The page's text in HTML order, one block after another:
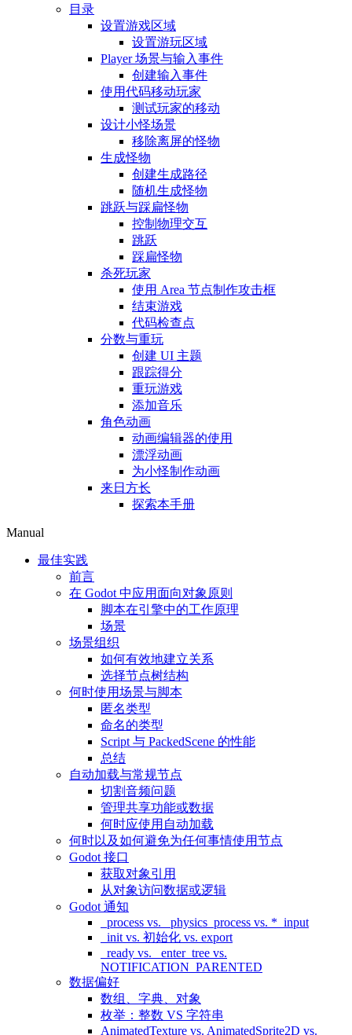
目录
设置游戏区域
设置游玩区域
Player 场景与输入事件
创建输入事件
使用代码移动玩家
测试玩家的移动
设计小怪场景
移除离屏的怪物
生成怪物
创建生成路径
随机生成怪物
跳跃与踩扁怪物
控制物理交互
跳跃
踩扁怪物
杀死玩家
使用 Area 节点制作攻击框
结束游戏
代码检查点
分数与重玩
创建 UI 主题
跟踪得分
重玩游戏
添加音乐
角色动画
动画编辑器的使用
漂浮动画
为小怪制作动画
来日方长
探索本手册
Manual
最佳实践
前言
在 Godot 中应用面向对象原则
脚本在引擎中的工作原理
场景
场景组织
如何有效地建立关系
选择节点树结构
何时使用场景与脚本
匿名类型
命名的类型
Script 与 PackedScene 的性能
总结
自动加载与常规节点
切割音频问题
管理共享功能或数据
何时应使用自动加载
何时以及如何避免为任何事情使用节点
Godot 接口
获取对象引用
从对象访问数据或逻辑
Godot 通知
_process vs. _physics_process vs. *_input
_init vs. 初始化 vs. export
_ready vs. _enter_tree vs.
NOTIFICATION_PARENTED
数据偏好
数组、字典、对象
枚举：整数 VS 字符串
AnimatedTexture vs. AnimatedSprite2D vs.